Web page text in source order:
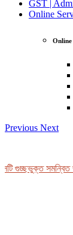
GST |
Online
Online
Previous Next
গুচ্ছভুক্ত সমন্বিত ভর্তি